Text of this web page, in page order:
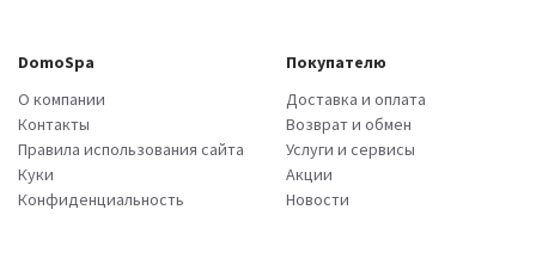
DomoSpa
О компании
Контакты
Правила использования сайта
Куки
Конфиденциальность
Покупателю
Доставка и оплата
Возврат и обмен
Услуги и сервисы
Акции
Новости